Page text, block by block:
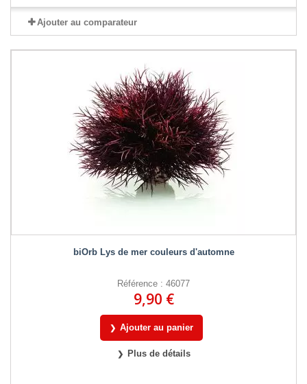
Ajouter au comparateur
biOrb Lys de mer couleurs d'automne
Référence : 46077
9,90 €
Ajouter au panier
Plus de détails